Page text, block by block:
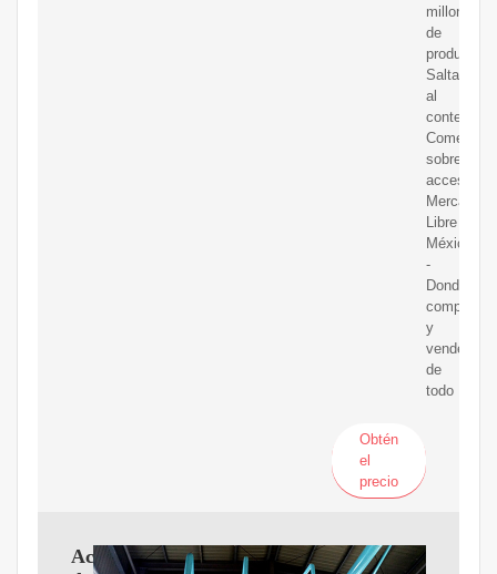
millones
de
productos.
Saltar
al
contenido
Comentar
sobre
Mercado
Libre
México
-
Donde
comprar
y
vender
de
todo
Obtén
el
precio
Aceite